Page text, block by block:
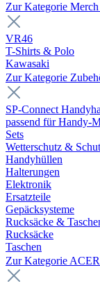
Zur Kategorie Merch
VR46
T-Shirts & Polo
Kawasaki
Zur Kategorie
SP-Connect
passend für Handy-
Sets
Wetterschutz &
Handyhüllen
Halterungen
Elektronik
Ersatzteile
Gepäcksysteme
Rucksäcke &
Rucksäcke
Taschen
Zur Kategorie